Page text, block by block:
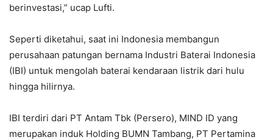
berinvestasi,” ucap Lufti.
Seperti diketahui, saat ini Indonesia membangun
perusahaan patungan bernama Industri Baterai Indonesia
(IBI) untuk mengolah baterai kendaraan listrik dari hulu
hingga hilirnya.
IBI terdiri dari PT Antam Tbk (Persero), MIND ID yang
merupakan induk Holding BUMN Tambang, PT Pertamina